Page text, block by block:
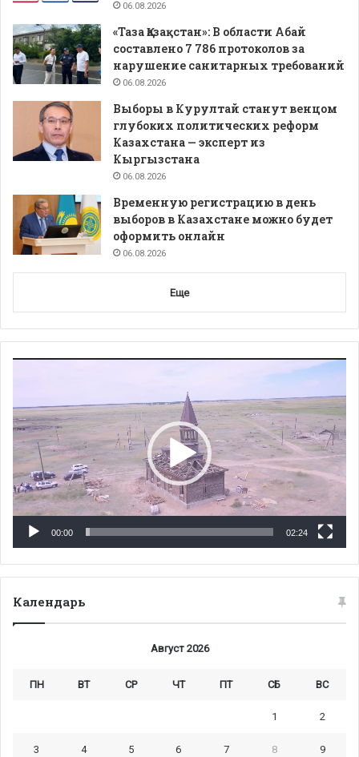
06.08.2026
«Таза Қазақстан»: В области Абай
составлено 7 786 протоколов за
нарушение санитарных требований
06.08.2026
Выборы в Курултай станут венцом
глубоких политических реформ
Казахстана — эксперт из
Кыргызстана
06.08.2026
Временную регистрацию в день
выборов в Казахстане можно будет
оформить онлайн
06.08.2026
Еще
00:00 02:24
Календарь
Август 2026
ПН ВТ СР ЧТ ПТ СБ ВС
1 2
3 4 5 6 7 8 9